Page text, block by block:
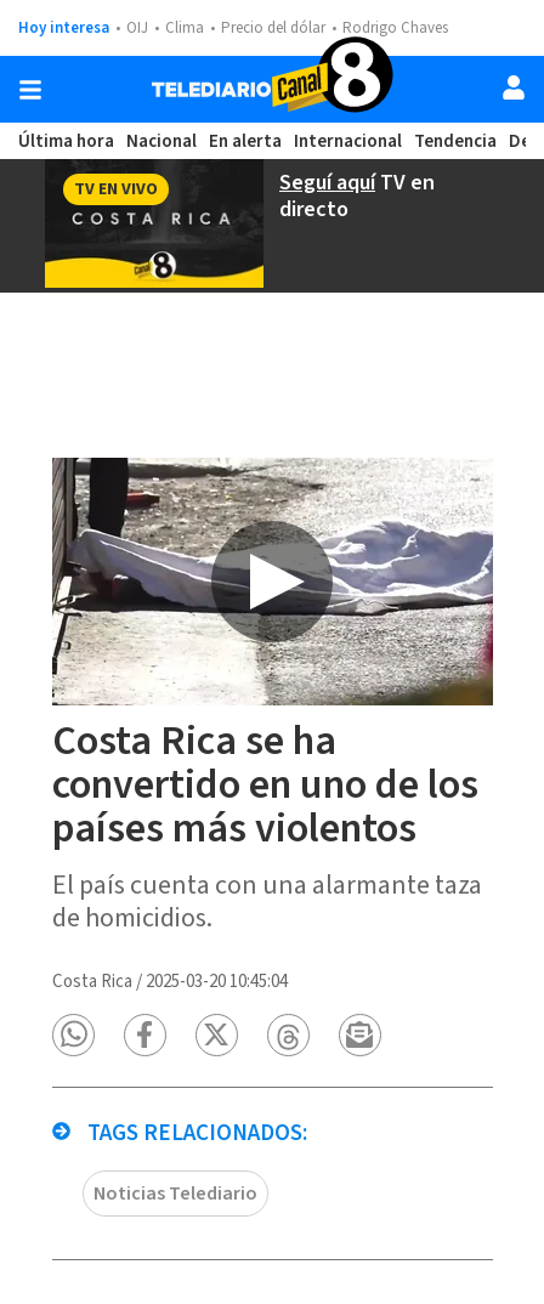
Hoy interesa OIJ Clima Precio del dólar Rodrigo Chaves
Última hora Nacional En alerta Internacional Tendencia
Seguí aquíTV en
directo
TV EN VIVO
Costa Rica se ha
convertido en uno de los
países más violentos
El país cuenta con una alarmante taza
de homicidios.
Costa Rica /2025-03-20 10:45:04
TAGS RELACIONADOS:
Noticias Telediario